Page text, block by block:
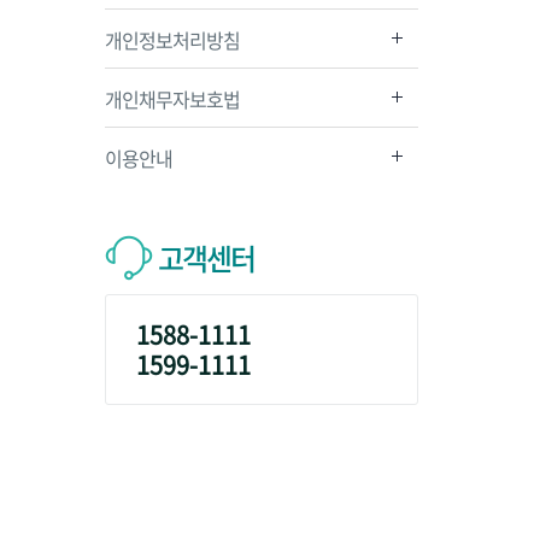
개인정보처리방침
개인채무자보호법
이용안내
고객센터
1588-1111
1599-1111